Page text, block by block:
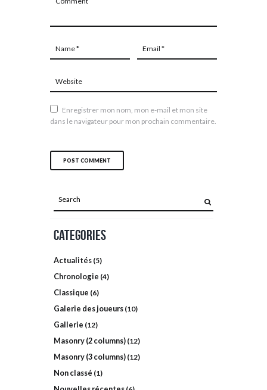
Enregistrer mon nom, mon e-mail et mon site
dans le navigateur pour mon prochain commentaire.
Categories
Actualités (5)
Chronologie (4)
Classique (6)
Galerie des joueurs (10)
Gallerie (12)
Masonry (2 columns) (12)
Masonry (3 columns) (12)
Non classé (1)